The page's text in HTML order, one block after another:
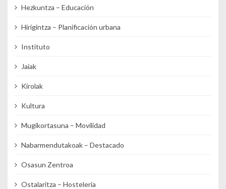
Hezkuntza – Educación
Hirigintza – Planificación urbana
Instituto
Jaiak
Kirolak
Kultura
Mugikortasuna – Movilidad
Nabarmendutakoak – Destacado
Osasun Zentroa
Ostalaritza – Hostelería